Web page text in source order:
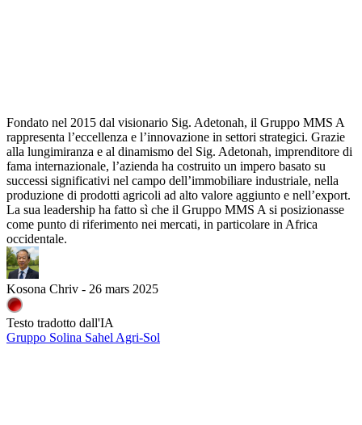
Fondato nel 2015 dal visionario Sig. Adetonah, il Gruppo MMS A
rappresenta l’eccellenza e l’innovazione in settori strategici. Grazie
alla lungimiranza e al dinamismo del Sig. Adetonah, imprenditore di
fama internazionale, l’azienda ha costruito un impero basato su
successi significativi nel campo dell’immobiliare industriale, nella
produzione di prodotti agricoli ad alto valore aggiunto e nell’export.
La sua leadership ha fatto sì che il Gruppo MMS A si posizionasse
come punto di riferimento nei mercati, in particolare in Africa
occidentale.
Kosona Chriv - 26 mars 2025
Testo tradotto dall'IA
Gruppo Solina Sahel Agri-Sol